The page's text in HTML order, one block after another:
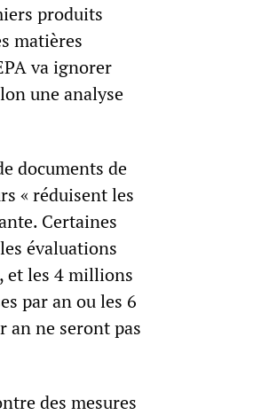
produits
matières
va ignorer
une analyse
documents de
« réduisent les
Certaines
évaluations
et les 4 millions
par an ou les 6
an ne seront pas
des mesures